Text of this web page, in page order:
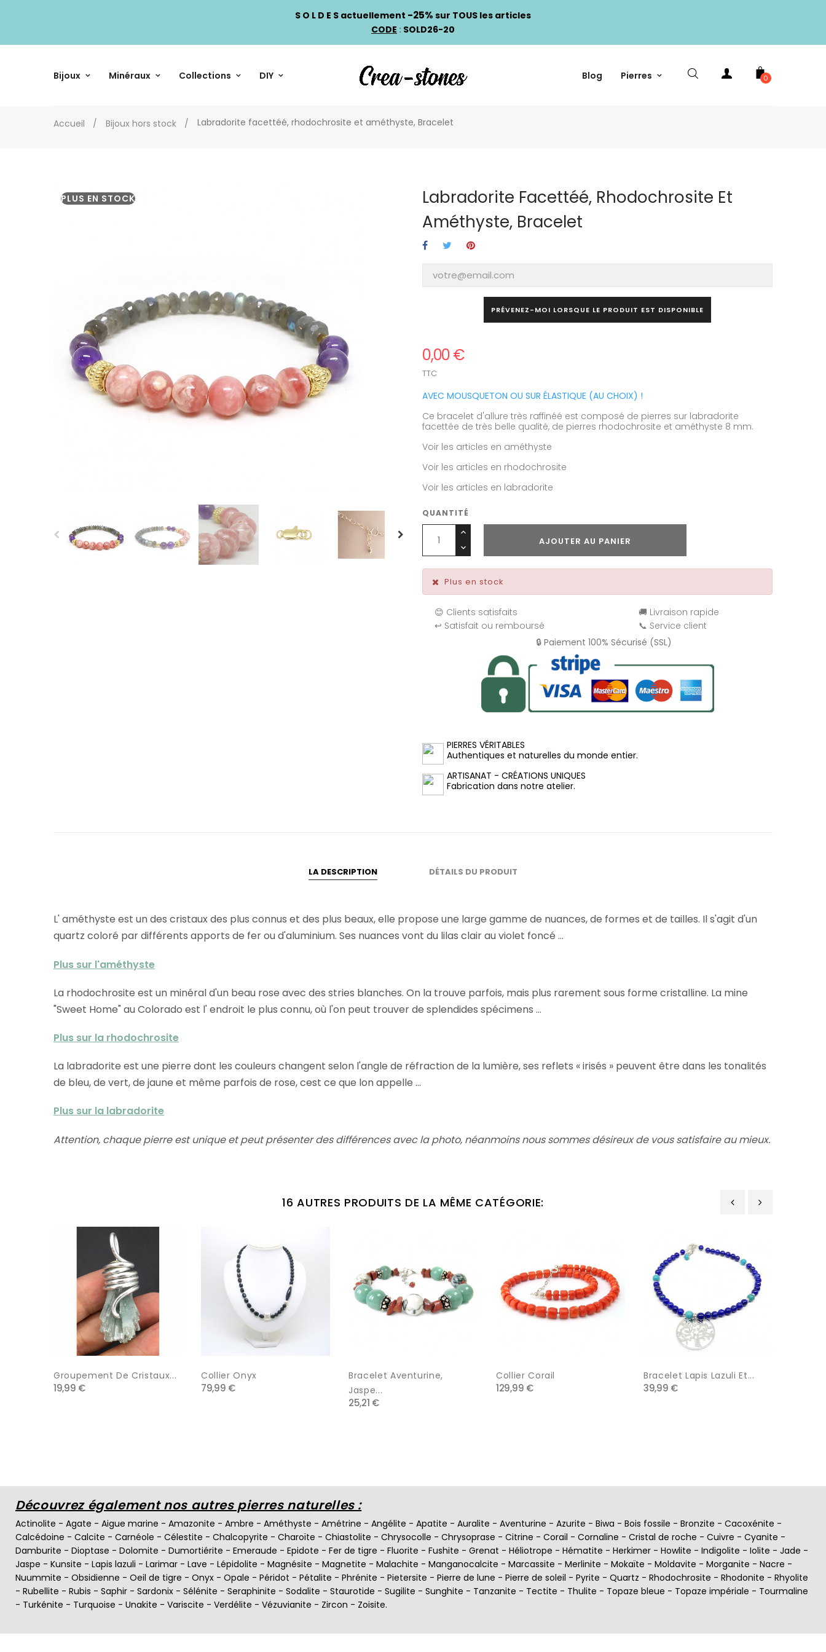
S O L D E S actuellement -25% sur TOUS les articles
CODE : SOLD26-20
Bijoux Minéraux Collections DIY Blog Pierres 0
Accueil Bijoux hors stock Labradorite facettéé, rhodochrosite et améthyste, Bracelet
PLUS EN STOCK
Labradorite Facettéé, Rhodochrosite Et
Améthyste, Bracelet
PRÉVENEZ-MOI LORSQUE LE PRODUIT EST DISPONIBLE
0,00 €
TTC
AVEC MOUSQUETON OU SUR ÉLASTIQUE (AU CHOIX) !
Ce bracelet d'allure très raffinéé est composé de pierres sur labradorite
facettée de très belle qualité, de pierres rhodochrosite et améthyste 8 mm.
Voir les articles en améthyste
Voir les articles en rhodochrosite
Voir les articles en labradorite
QUANTITÉ
AJOUTER AU PANIER
Plus en stock
😊 Clients satisfaits
🚚 Livraison rapide
↩️ Satisfait ou remboursé
📞 Service client
🔒 Paiement 100% Sécurisé (SSL)
PIERRES VÉRITABLES
Authentiques et naturelles du monde entier.
ARTISANAT - CRÉATIONS UNIQUES
Fabrication dans notre atelier.
LA DESCRIPTION DÉTAILS DU PRODUIT
L' améthyste est un des cristaux des plus connus et des plus beaux, elle propose une large gamme de nuances, de formes et de tailles. Il s'agit d'un
quartz coloré par différents apports de fer ou d'aluminium. Ses nuances vont du lilas clair au violet foncé ...
Plus sur l'améthyste
La rhodochrosite est un minéral d'un beau rose avec des stries blanches. On la trouve parfois, mais plus rarement sous forme cristalline. La mine
"Sweet Home" au Colorado est l' endroit le plus connu, où l'on peut trouver de splendides spécimens ...
Plus sur la rhodochrosite
La labradorite est une pierre dont les couleurs changent selon l'angle de réfraction de la lumière, ses reflets « irisés » peuvent être dans les tonalités
de bleu, de vert, de jaune et même parfois de rose, cest ce que lon appelle ...
Plus sur la labradorite
Attention, chaque pierre est unique et peut présenter des différences avec la photo, néanmoins nous sommes désireux de vous satisfaire au mieux.
16 AUTRES PRODUITS DE LA MÊME CATÉGORIE:
Groupement De Cristaux...
19,99 €
Collier Onyx
79,99 €
Bracelet Aventurine,
Jaspe...
25,21 €
Collier Corail
129,99 €
Bracelet Lapis Lazuli Et...
39,99 €
Découvrez également nos autres pierres naturelles :
Actinolite - Agate - Aigue marine - Amazonite - Ambre - Améthyste - Amétrine - Angélite - Apatite - Auralite - Aventurine - Azurite - Biwa - Bois fossile - Bronzite - Cacoxénite -
Calcédoine - Calcite - Carnéole - Célestite - Chalcopyrite - Charoïte - Chiastolite - Chrysocolle - Chrysoprase - Citrine - Corail - Cornaline - Cristal de roche - Cuivre - Cyanite -
Damburite - Dioptase - Dolomite - Dumortiérite - Emeraude - Epidote - Fer de tigre - Fluorite - Fushite - Grenat - Héliotrope - Hématite - Herkimer - Howlite - Indigolite - Iolite - Jade -
Jaspe - Kunsite - Lapis lazuli - Larimar - Lave - Lépidolite - Magnésite - Magnetite - Malachite - Manganocalcite - Marcassite - Merlinite - Mokaïte - Moldavite - Morganite - Nacre -
Nuummite - Obsidienne - Oeil de tigre - Onyx - Opale - Péridot - Pétalite - Phrénite - Pietersite - Pierre de lune - Pierre de soleil - Pyrite - Quartz - Rhodochrosite - Rhodonite - Rhyolite
- Rubellite - Rubis - Saphir - Sardonix - Sélénite - Seraphinite - Sodalite - Staurotide - Sugilite - Sunghite - Tanzanite - Tectite - Thulite - Topaze bleue - Topaze impériale - Tourmaline
- Turkénite - Turquoise - Unakite - Variscite - Verdélite - Vézuvianite - Zircon - Zoisite.